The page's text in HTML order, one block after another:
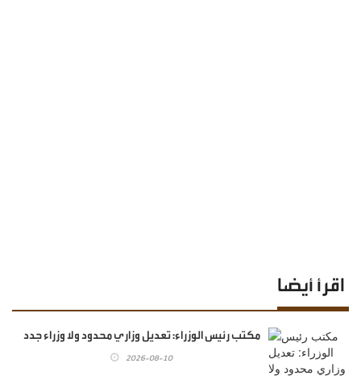
اقرأ أيضا
مكتب رئيس الوزراء: تعديل وزاري محدود ولا وزراء جدد
2026-08-10